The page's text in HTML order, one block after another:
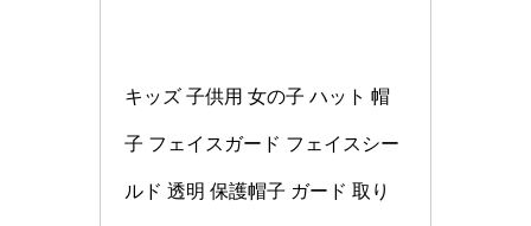
キッズ 子供用 女の子 ハット 帽
子 フェイスガード フェイスシー
ルド 透明 保護帽子 ガード 取り